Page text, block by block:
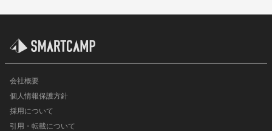
会社概要
個人情報保護方針
採用について
引用・転載について